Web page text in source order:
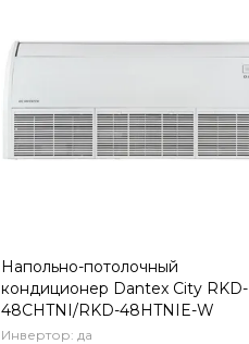
Напольно-потолочный
кондиционер Dantex City RKD-
48CHTNI/RKD-48HTNIE-W
Инвертор: да